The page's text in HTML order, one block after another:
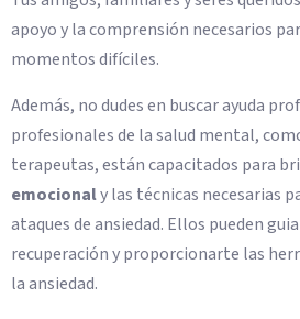
apoyo y la comprensión necesarios
momentos difíciles.
Además, no dudes en buscar ayuda
profesionales de la salud mental,
terapeutas, están capacitados para
emocionaly las técnicas necesarias
ataques de ansiedad. Ellos pueden
recuperación y proporcionarte las
la ansiedad.